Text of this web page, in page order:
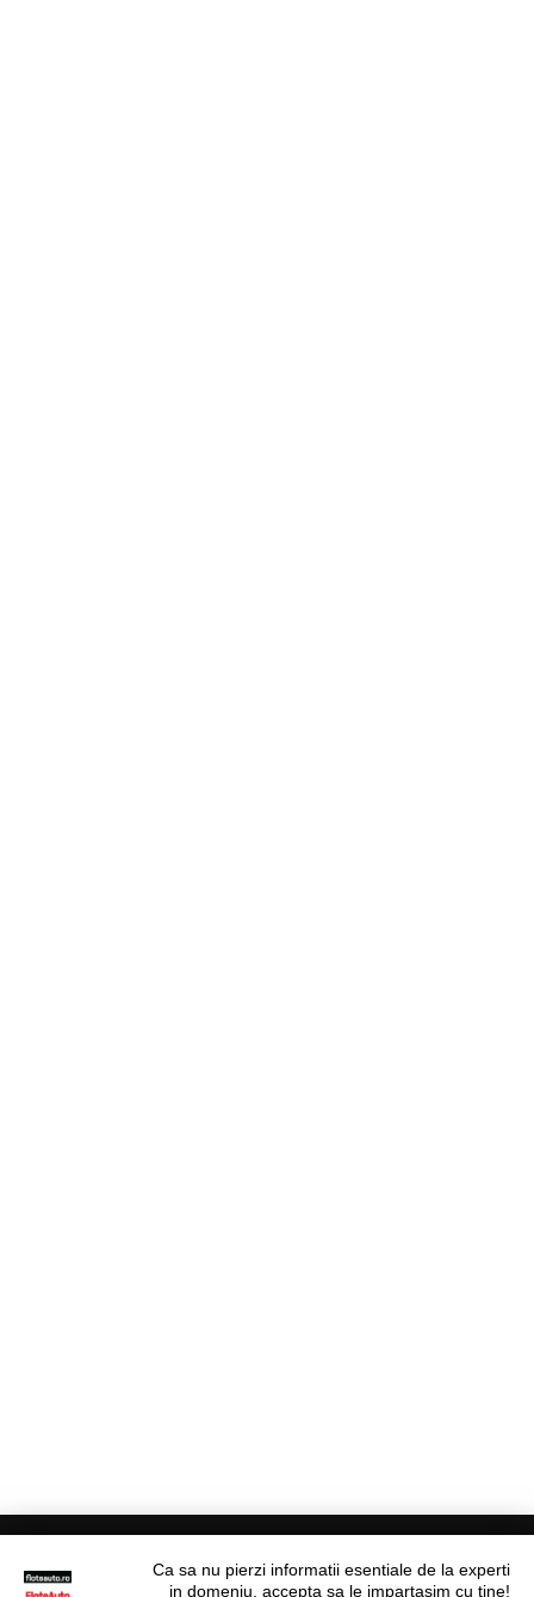
Ca sa nu pierzi informatii esentiale de la experti
in domeniu, accepta sa le impartasim cu tine!